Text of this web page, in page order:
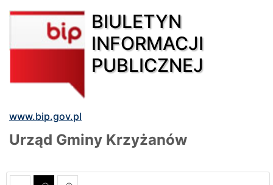
BIULETYN
INFORMACJI
PUBLICZNEJ
www.bip.gov.pl
Urząd Gminy Krzyżanów